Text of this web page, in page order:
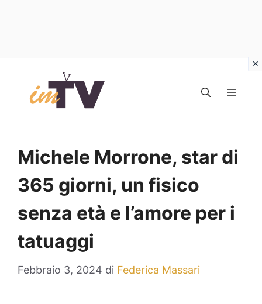
contenuto
Michele Morrone, star di
365 giorni, un fisico
senza età e l’amore per i
tatuaggi
Febbraio 3, 2024 di Federica Massari